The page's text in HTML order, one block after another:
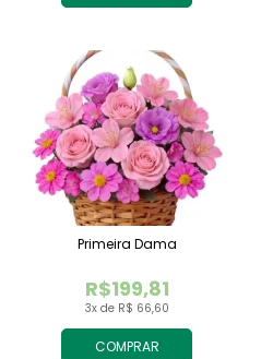
COMPRAR
3x de R$ 66,60
R$199,81
Primeira Dama